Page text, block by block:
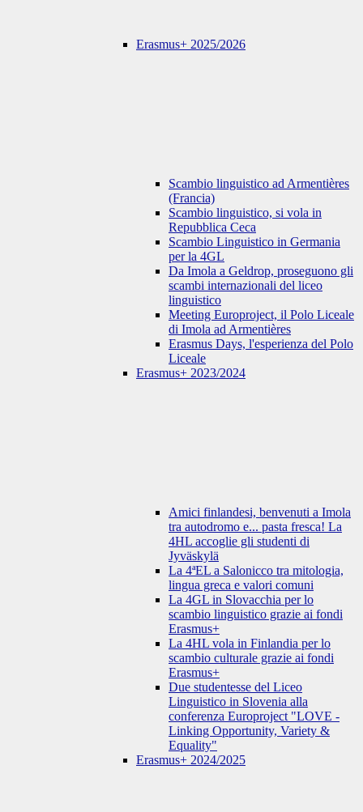
Erasmus+ 2025/2026
Scambio linguistico ad Armentières
(Francia)
Scambio linguistico, si vola in
Repubblica Ceca
Scambio Linguistico in Germania
per la 4GL
Da Imola a Geldrop, proseguono gli
scambi internazionali del liceo
linguistico
Meeting Europroject, il Polo Liceale
di Imola ad Armentières
Erasmus Days, l'esperienza del Polo
Liceale
Erasmus+ 2023/2024
Amici finlandesi, benvenuti a Imola
tra autodromo e... pasta fresca! La
4HL accoglie gli studenti di
Jyväskylä
La 4ªEL a Salonicco tra mitologia,
lingua greca e valori comuni
La 4GL in Slovacchia per lo
scambio linguistico grazie ai fondi
Erasmus+
La 4HL vola in Finlandia per lo
scambio culturale grazie ai fondi
Erasmus+
Due studentesse del Liceo
Linguistico in Slovenia alla
conferenza Europroject "LOVE -
Linking Opportunity, Variety &
Equality"
Erasmus+ 2024/2025